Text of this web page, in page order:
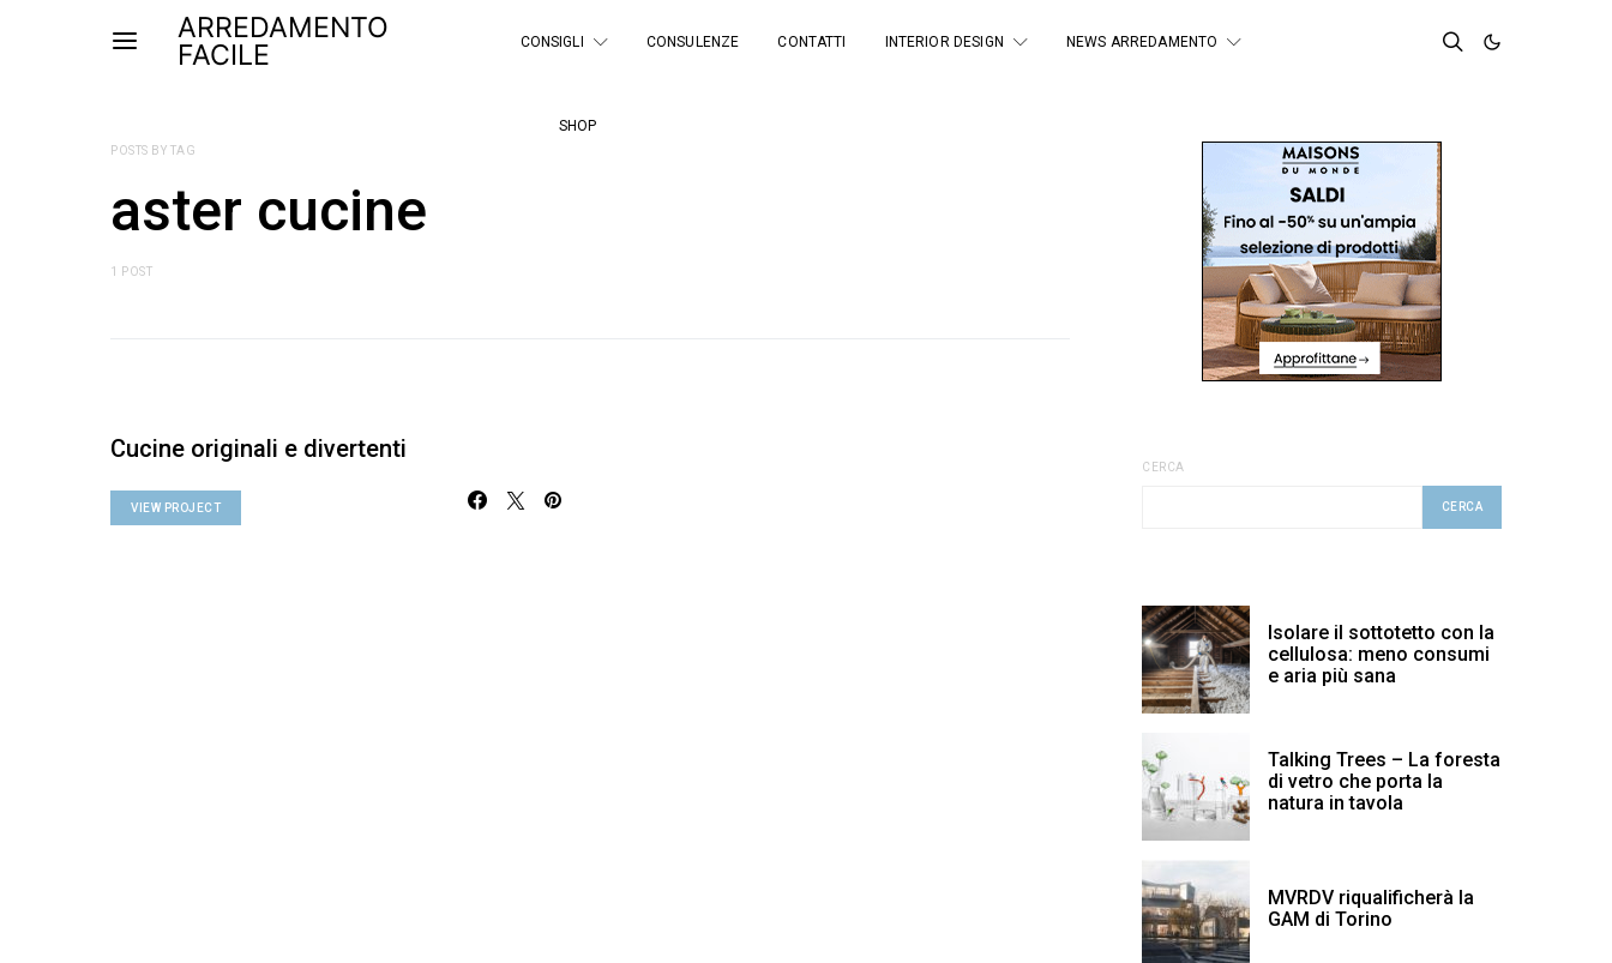
ARREDAMENTO
FACILE
CONSIGLI CONSULENZE CONTATTI INTERIOR DESIGN NEWS ARREDAMENTO
SHOP
POSTS BY TAG
aster cucine
1 POST
Cucine originali e divertenti
VIEW PROJECT
CERCA
CERCA
Isolare il sottotetto con la
cellulosa: meno consumi
e aria più sana
Talking Trees – La foresta
di vetro che porta la
natura in tavola
MVRDV riqualificherà la
GAM di Torino